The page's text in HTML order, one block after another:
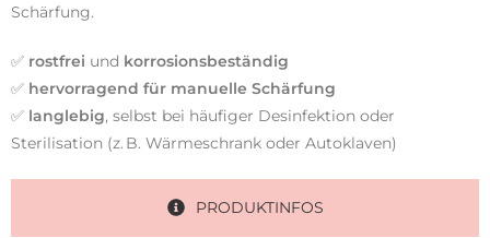
Schärfung.
✅ rostfrei und korrosionsbeständig
✅ hervorragend für manuelle Schärfung
✅ langlebig, selbst bei häufiger Desinfektion oder
Sterilisation (z. B. Wärmeschrank oder Autoklaven)
PRODUKTINFOS